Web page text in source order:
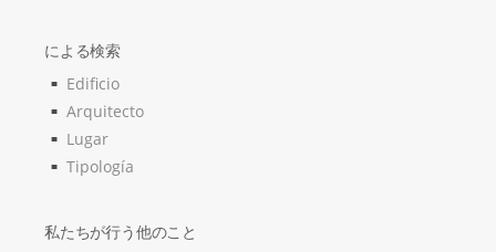
による検索
Edificio
Arquitecto
Lugar
Tipología
私たちが行う他のこと